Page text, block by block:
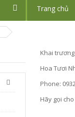
Trang chủ
Khai
Hoa Tươi
Phone:
Hãy gọi